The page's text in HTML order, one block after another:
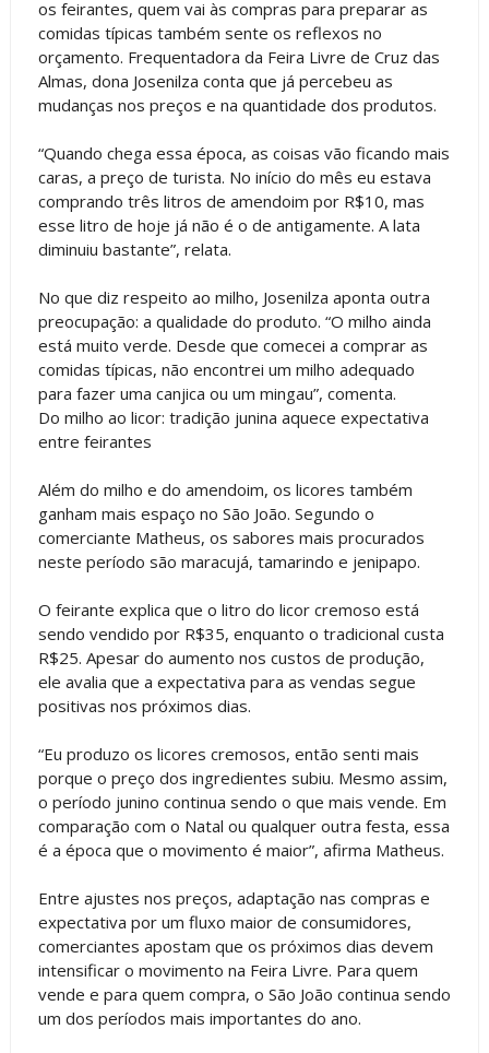
os feirantes, quem vai às compras para preparar as
comidas típicas também sente os reflexos no
orçamento. Frequentadora da Feira Livre de Cruz das
Almas, dona Josenilza conta que já percebeu as
mudanças nos preços e na quantidade dos produtos.
“Quando chega essa época, as coisas vão ficando mais
caras, a preço de turista. No início do mês eu estava
comprando três litros de amendoim por R$10, mas
esse litro de hoje já não é o de antigamente. A lata
diminuiu bastante”, relata.
No que diz respeito ao milho, Josenilza aponta outra
preocupação: a qualidade do produto. “O milho ainda
está muito verde. Desde que comecei a comprar as
comidas típicas, não encontrei um milho adequado
para fazer uma canjica ou um mingau”, comenta.
Do milho ao licor: tradição junina aquece expectativa
entre feirantes
Além do milho e do amendoim, os licores também
ganham mais espaço no São João. Segundo o
comerciante Matheus, os sabores mais procurados
neste período são maracujá, tamarindo e jenipapo.
O feirante explica que o litro do licor cremoso está
sendo vendido por R$35, enquanto o tradicional custa
R$25. Apesar do aumento nos custos de produção,
ele avalia que a expectativa para as vendas segue
positivas nos próximos dias.
“Eu produzo os licores cremosos, então senti mais
porque o preço dos ingredientes subiu. Mesmo assim,
o período junino continua sendo o que mais vende. Em
comparação com o Natal ou qualquer outra festa, essa
é a época que o movimento é maior”, afirma Matheus.
Entre ajustes nos preços, adaptação nas compras e
expectativa por um fluxo maior de consumidores,
comerciantes apostam que os próximos dias devem
intensificar o movimento na Feira Livre. Para quem
vende e para quem compra, o São João continua sendo
um dos períodos mais importantes do ano.